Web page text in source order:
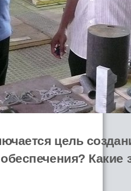
цель
Какие